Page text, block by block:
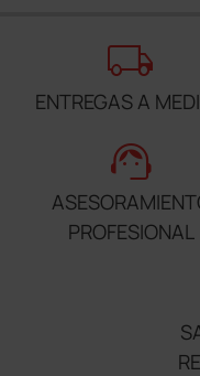
local_shipping
ENTREGAS A
support_agent
PROFESIONAL